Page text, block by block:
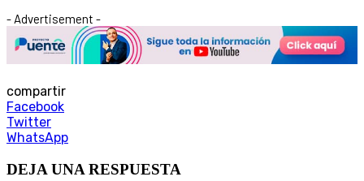
- Advertisement -
compartir
Facebook
Twitter
WhatsApp
DEJA UNA RESPUESTA